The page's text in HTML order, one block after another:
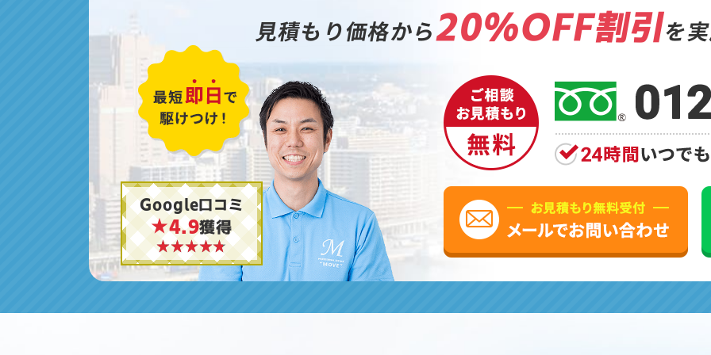
Google口コミ
★4.9獲得
見積もり価格から20%OFF割引を